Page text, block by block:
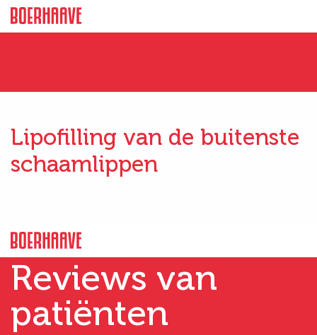
Lipofilling van de buitenste
schaamlippen
Reviews van
patiënten